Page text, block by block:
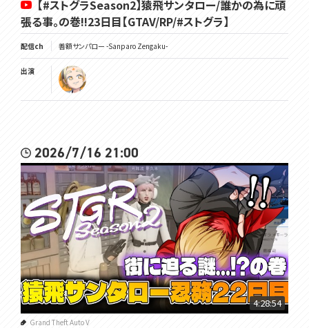
【#ストグラSeason2】猿飛サンタロー/誰かの為に頑
張る事。の巻!!23日目【GTAV/RP/#ストグラ】
配信ch 善額サンパロー -Sanparo Zengaku-
出演
2026/7/16 21:00
4:28:54
Grand Theft Auto V